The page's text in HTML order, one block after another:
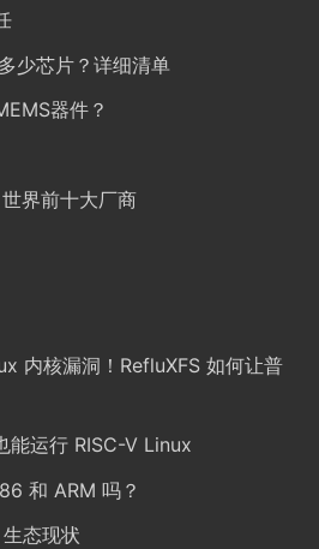
少芯片？详细清单
器件？
界前十大厂商
内核漏洞！RefluXFS 如何让普
能运行 RISC-V Linux
和 ARM 吗？
态现状